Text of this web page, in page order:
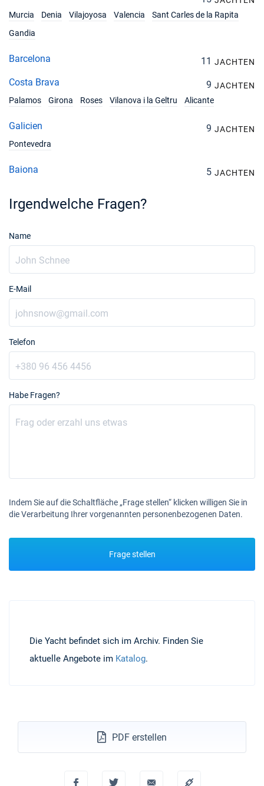
Murcia
Denia Vilajoyosa Valencia
Sant Carles de la Rapita
Gandia
Barcelona 11 JACHTEN
Costa Brava 9 JACHTEN
Palamos
Girona Roses Vilanova i la Geltru Alicante
Galicien 9 JACHTEN
Pontevedra
Baiona 5 JACHTEN
Irgendwelche Fragen?
Name
E-Mail
Telefon
Habe Fragen?
Indem Sie auf die Schaltfläche „Frage stellen“ klicken willigen Sie in
die Verarbeitung Ihrer vorgenannten personenbezogenen Daten.
Frage stellen
Die Yacht befindet sich im Archiv. Finden Sie
aktuelle Angebote im Katalog.
PDF erstellen